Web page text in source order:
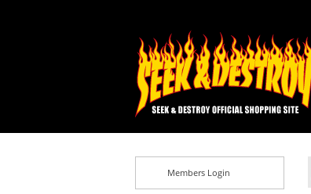
Members Login